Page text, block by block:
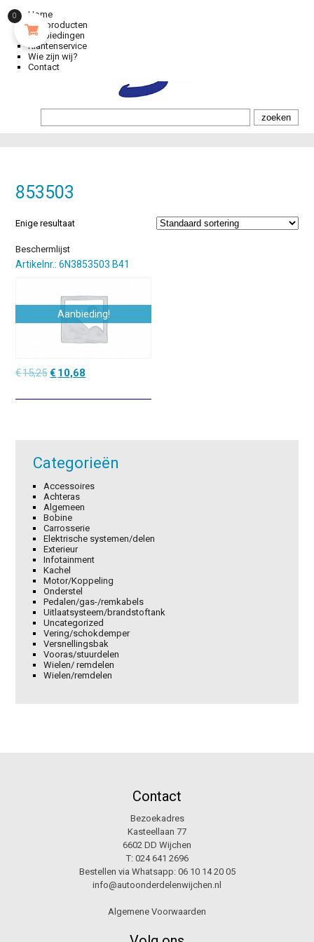
Home
Alle producten
Aanbiedingen
Klantenservice
Wie zijn wij?
Contact
853503
Enige resultaat
Beschermlijst
Artikelnr.: 6N3853503 B41
Aanbieding!
€15,25Oorspronkelijke
was:
€ 10,68
is:
Categorieën
Accessoires
Achteras
Algemeen
Bobine
Carrosserie
Elektrische systemen/delen
Exterieur
Infotainment
Kachel
Motor/Koppeling
Onderstel
Pedalen/gas-/remkabels
Uitlaatsysteem/brandstoftank
Uncategorized
Vering/schokdemper
Versnellingsbak
Vooras/stuurdelen
Wielen/ remdelen
Wielen/remdelen
Contact
Bezoekadres
Kasteellaan 77
6602 DD Wijchen
T: 024 641 2696
Bestellen via Whatsapp: 06 10 14 20 05
info@autoonderdelenwijchen.nl
Algemene Voorwaarden
0